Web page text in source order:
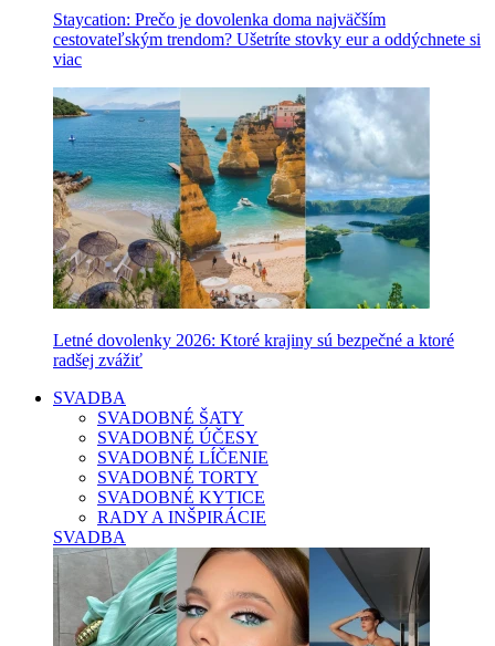
Staycation: Prečo je dovolenka doma najväčším
cestovateľským trendom? Ušetríte stovky eur a oddýchnete si
viac
Letné dovolenky 2026: Ktoré krajiny sú bezpečné a ktoré
radšej zvážiť
SVADBA
SVADOBNÉ ŠATY
SVADOBNÉ ÚČESY
SVADOBNÉ LÍČENIE
SVADOBNÉ TORTY
SVADOBNÉ KYTICE
RADY A INŠPIRÁCIE
SVADBA